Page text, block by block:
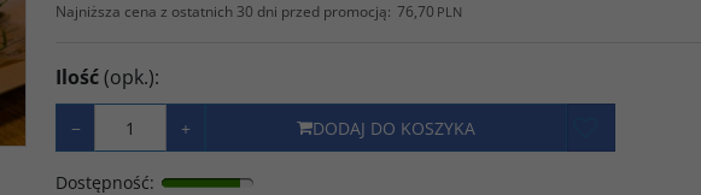
Najniższa cena z ostatnich 30 dni przed promocją: 76,70 PLN
Ilość(opk.):
− + DODAJ DO KOSZYKA
Dostępność: